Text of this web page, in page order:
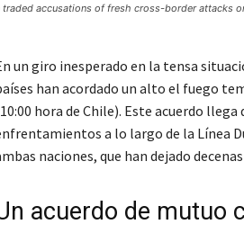
accusations of fresh cross-border attacks
un giro inesperado en la tensa
han acordado un alto el fuego
hora de Chile). Este acuerdo
a lo largo de la Línea
naciones, que han dejado
acuerdo de mutuo